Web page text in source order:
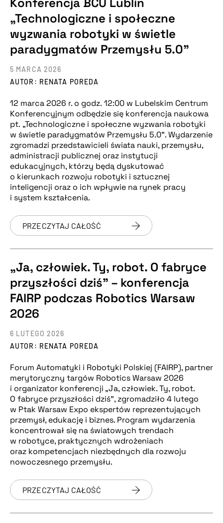
„Technologiczne i społeczne
wyzwania robotyki w świetle
paradygmatów Przemysłu 5.0”
AUTOR: RENATA POREDA
5 MARCA 2026
12 marca 2026 r. o godz. 12:00 w Lubelskim Centrum
Konferencyjnym odbędzie się konferencja naukowa
pt. „Technologiczne i społeczne wyzwania robotyki
w świetle paradygmatów Przemysłu 5.0”. Wydarzenie
zgromadzi przedstawicieli świata nauki, przemysłu,
administracji publicznej oraz instytucji
edukacyjnych, którzy będą dyskutować
o kierunkach rozwoju robotyki i sztucznej
inteligencji oraz o ich wpływie na rynek pracy
i system kształcenia.
PRZECZYTAJ CAŁOŚĆ
„Ja, człowiek. Ty, robot. O fabryce
przyszłości dziś” – konferencja
FAIRP podczas Robotics Warsaw
2026
AUTOR: RENATA POREDA
6 LUTEGO 2026
Forum Automatyki i Robotyki Polskiej (FAIRP), partner
merytoryczny targów Robotics Warsaw 2026
i organizator konferencji „Ja, człowiek. Ty, robot.
O fabryce przyszłości dziś”, zgromadziło 4 lutego
w Ptak Warsaw Expo ekspertów reprezentujących
przemysł, edukację i biznes. Program wydarzenia
koncentrował się na światowych trendach
w robotyce, praktycznych wdrożeniach
oraz kompetencjach niezbędnych dla rozwoju
nowoczesnego przemysłu.
PRZECZYTAJ CAŁOŚĆ